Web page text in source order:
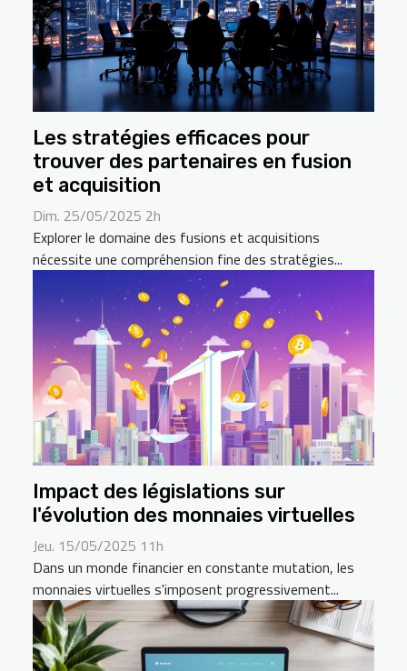
Les stratégies efficaces pour
trouver des partenaires en fusion
et acquisition
Dim. 25/05/2025 2h
Explorer le domaine des fusions et acquisitions
nécessite une compréhension fine des stratégies...
Impact des législations sur
l'évolution des monnaies virtuelles
Jeu. 15/05/2025 11h
Dans un monde financier en constante mutation, les
monnaies virtuelles s'imposent progressivement...